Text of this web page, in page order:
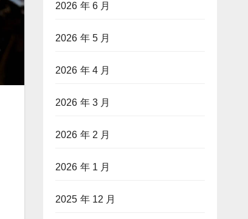
2026 年 6 月
2026 年 5 月
2026 年 4 月
2026 年 3 月
2026 年 2 月
2026 年 1 月
2025 年 12 月